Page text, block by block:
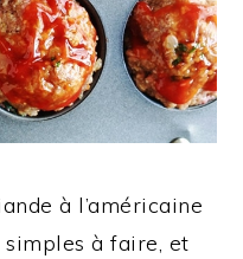
à l’américaine
à faire, et